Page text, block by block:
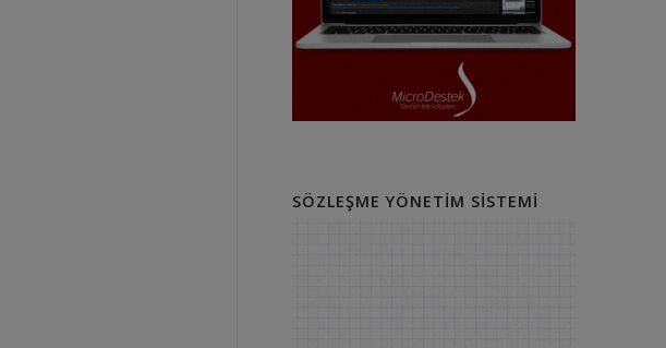
SÖZLEŞME YÖNETIM SISTEMI